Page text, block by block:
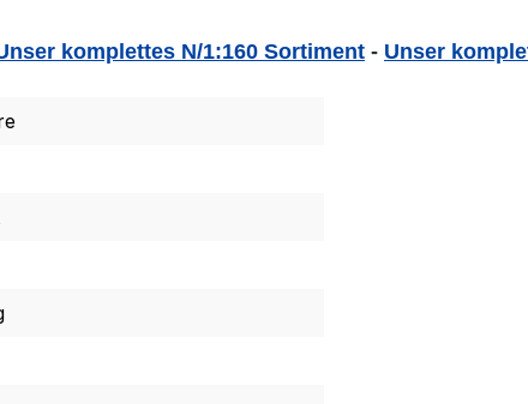
komplettes N/1:160 Sortiment - Unser